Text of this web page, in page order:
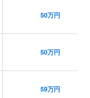
50万円
50万円
59万円